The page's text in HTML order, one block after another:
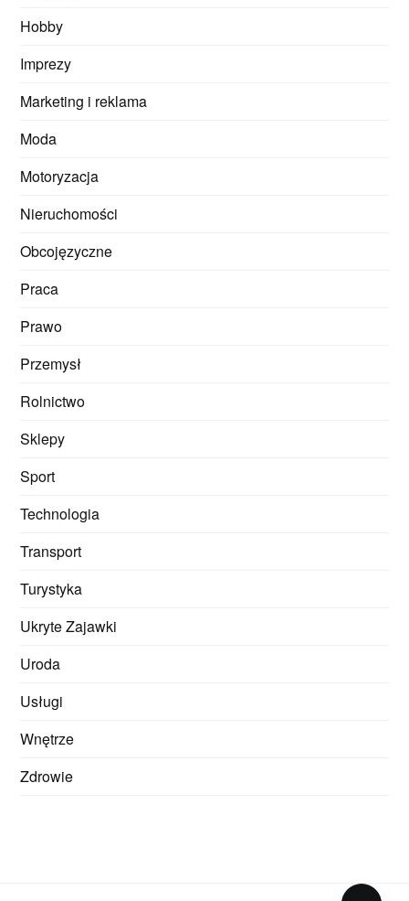
Hobby
Imprezy
Marketing i reklama
Moda
Motoryzacja
Nieruchomości
Obcojęzyczne
Praca
Prawo
Przemysł
Rolnictwo
Sklepy
Sport
Technologia
Transport
Turystyka
Ukryte Zajawki
Uroda
Usługi
Wnętrze
Zdrowie